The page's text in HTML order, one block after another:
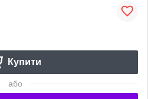
Купити
або